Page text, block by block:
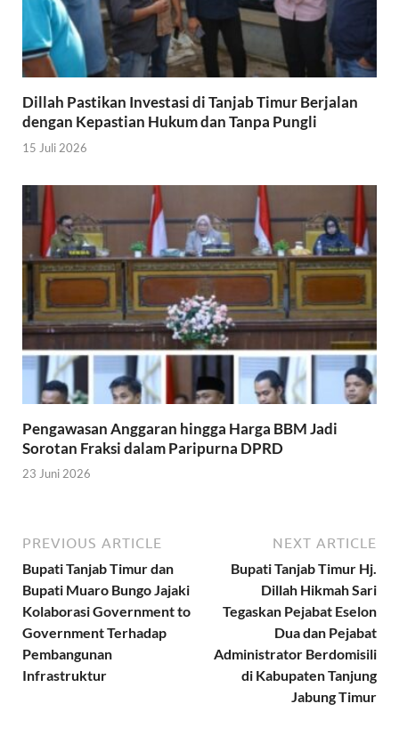
Dillah Pastikan Investasi di Tanjab Timur Berjalan
dengan Kepastian Hukum dan Tanpa Pungli
15 Juli 2026
Pengawasan Anggaran hingga Harga BBM Jadi
Sorotan Fraksi dalam Paripurna DPRD
23 Juni 2026
PREVIOUS ARTICLE
Bupati Tanjab Timur dan
Bupati Muaro Bungo Jajaki
Kolaborasi Government to
Government Terhadap
Pembangunan
Infrastruktur
NEXT ARTICLE
Bupati Tanjab Timur Hj.
Dillah Hikmah Sari
Tegaskan Pejabat Eselon
Dua dan Pejabat
Administrator Berdomisili
di Kabupaten Tanjung
Jabung Timur